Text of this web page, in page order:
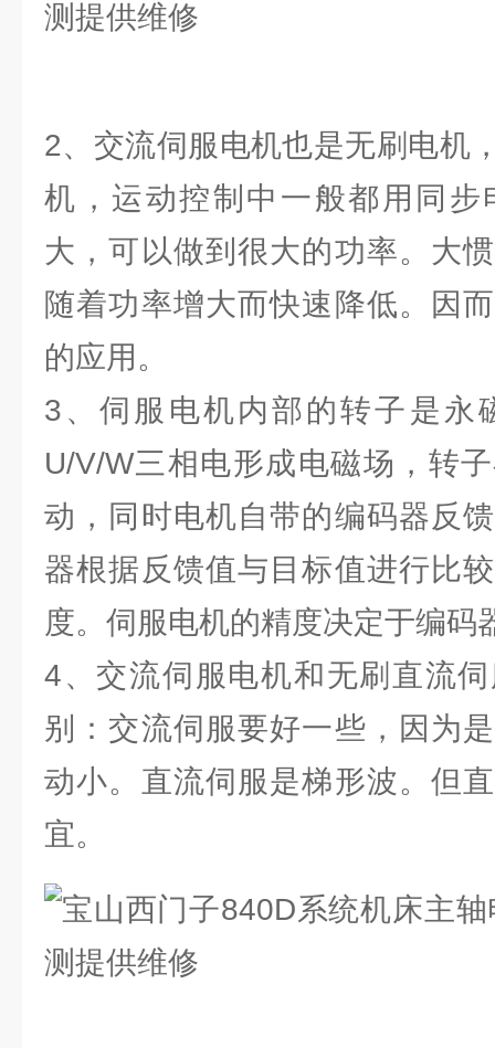
2、交流伺服电机也是无刷电机
机，运动控制中一般都用同步
大，可以做到很大的功率。大
随着功率增大而快速降低。因
的应用。
3、伺服电机内部的转子是永
U/V/W三相电形成电磁场，转
动，同时电机自带的编码器反
器根据反馈值与目标值进行比
度。伺服电机的精度决定于编码
4、交流伺服电机和无刷直流
别：交流伺服要好一些，因为
动小。直流伺服是梯形波。但
宜。